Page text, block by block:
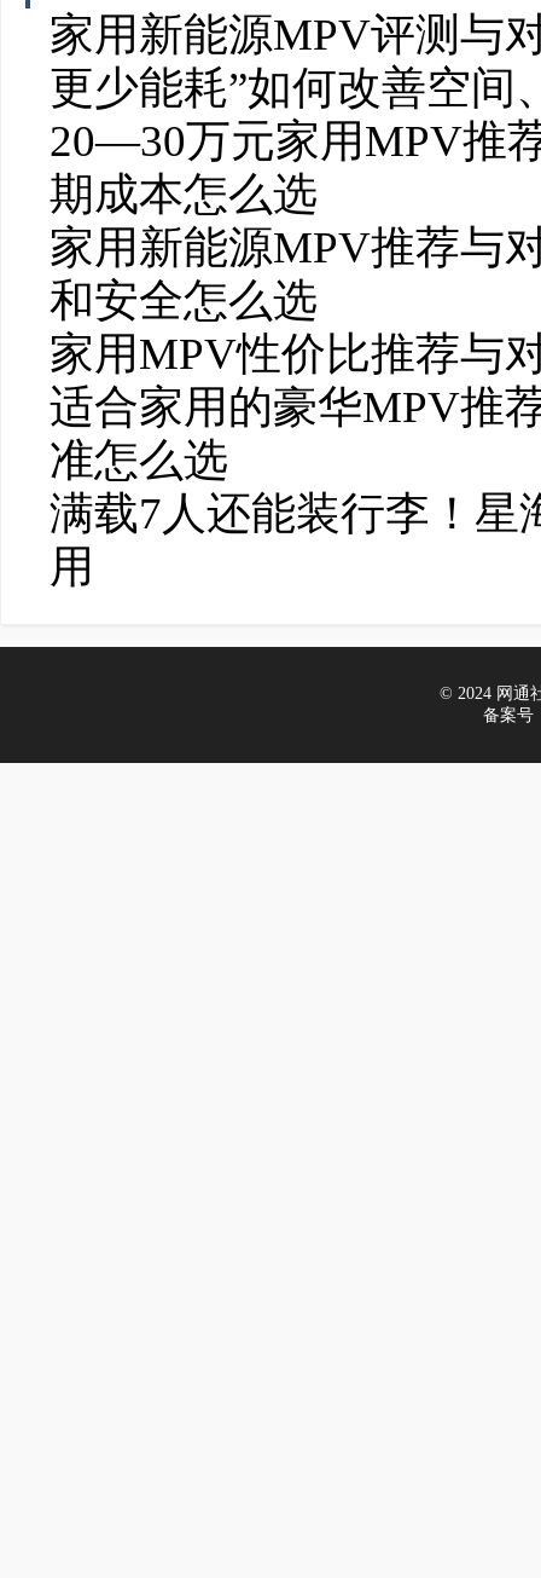
家用新能源MPV评测与
更少能耗”如何改善空间
20—30万元家用MPV推
期成本怎么选
家用新能源MPV推荐与
和安全怎么选
家用MPV性价比推荐与
适合家用的豪华MPV推
准怎么选
满载7人还能装行李！星
用
© 2024 网通
备案号